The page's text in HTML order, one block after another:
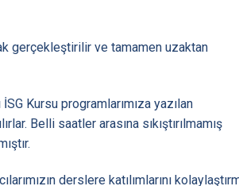
gerçekleştirilir ve tamamen uzaktan
Kursu programlarımıza yazılan
Belli saatler arasına sıkıştırılmamış
derslere katılımlarını